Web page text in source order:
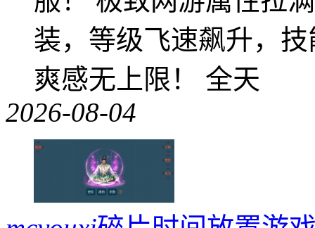
装，等级飞速飙升，
爽感无上限！ 全天
2026-08-04